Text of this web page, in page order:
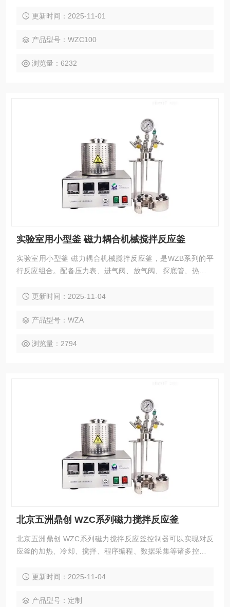
更新时间：2025-11-01
产品型号：WZC100
浏览量：6232
实验室用小型釜 磁力耦合机械搅拌反应釜
实验室用小型釜 磁力耦合机械搅拌反应釜，是WZB系列的平
行反应组合。配备压力表、进气阀、放气阀、探底管、热电偶
更新时间：2025-11-04
产品型号：WZA
浏览量：2794
北京五洲鼎创 WZC系列磁力搅拌反应釜
北京五洲鼎创 WZC系列磁力搅拌反应釜控制器可以实现对反
应釜的加热、冷却、搅拌、程序编程、数据采集等诸多控制功
更新时间：2025-11-04
产品型号：定制